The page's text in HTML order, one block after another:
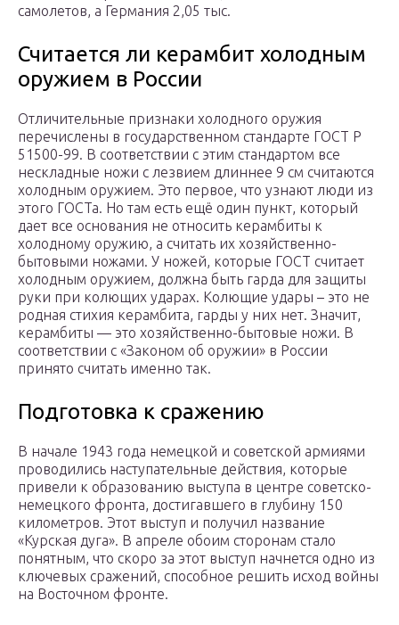
самолетов, а Германия 2,05 тыс.
Считается ли керамбит холодным
оружием в России
Отличительные признаки холодного оружия
перечислены в государственном стандарте ГОСТ Р
51500-99. В соответствии с этим стандартом все
нескладные ножи с лезвием длиннее 9 см считаются
холодным оружием. Это первое, что узнают люди из
этого ГОСТа. Но там есть ещё один пункт, который
дает все основания не относить керамбиты к
холодному оружию, а считать их хозяйственно-
бытовыми ножами. У ножей, которые ГОСТ считает
холодным оружием, должна быть гарда для защиты
руки при колющих ударах. Колющие удары – это не
родная стихия керамбита, гарды у них нет. Значит,
керамбиты — это хозяйственно-бытовые ножи. В
соответствии с «Законом об оружии» в России
принято считать именно так.
Подготовка к сражению
В начале 1943 года немецкой и советской армиями
проводились наступательные действия, которые
привели к образованию выступа в центре советско-
немецкого фронта, достигавшего в глубину 150
километров. Этот выступ и получил название
«Курская дуга». В апреле обоим сторонам стало
понятным, что скоро за этот выступ начнется одно из
ключевых сражений, способное решить исход войны
на Восточном фронте.